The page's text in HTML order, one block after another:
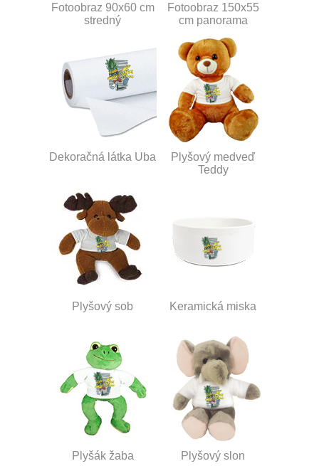
Fotoobraz 90x60 cm
stredný
Fotoobraz 150x55
cm panorama
Dekoračná látka Uba
Plyšový medveď
Teddy
Plyšový sob Keramická miska
Plyšák žaba Plyšový slon